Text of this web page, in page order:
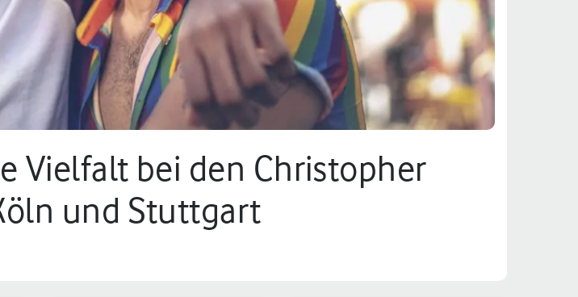
Vielfalt bei den Christopher
und Stuttgart